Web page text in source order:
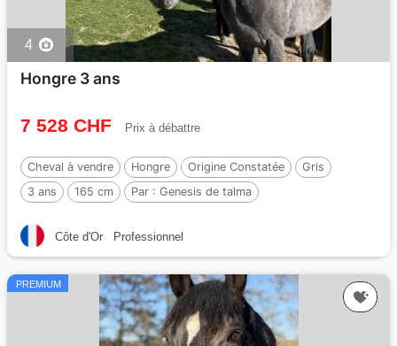
4
Hongre 3 ans
7 528 CHF Prix à débattre
Cheval à vendre Hongre Origine Constatée
Gris
3 ans
165 cm Par : Genesis de talma
Côte d'Or Professionnel
PREMIUM